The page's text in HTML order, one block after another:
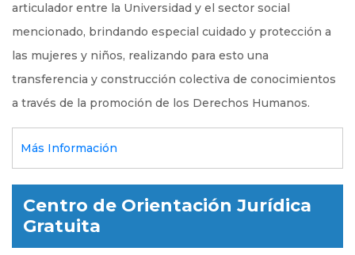
articulador entre la Universidad y el sector social
mencionado, brindando especial cuidado y protección a
las mujeres y niños, realizando para esto una
transferencia y construcción colectiva de conocimientos
a través de la promoción de los Derechos Humanos.
Más Información
Centro de Orientación Jurídica
Gratuita